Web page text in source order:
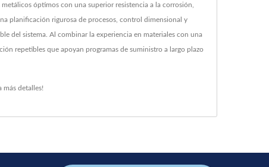
óptimos con una superior resistencia a la corrosión,
planificación rigurosa de procesos, control dimensional y
del sistema. Al combinar la experiencia en materiales con una
repetibles que apoyan programas de suministro a largo plazo
más detalles!